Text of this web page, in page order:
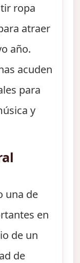
ropa
atraer
año.
acuden
para
y
una de
en
de un
de